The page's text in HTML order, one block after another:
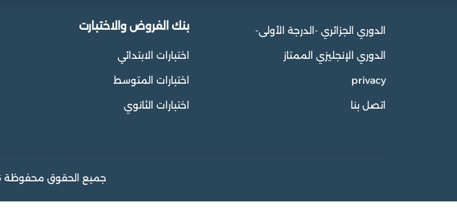
الدوري الجزائري -الدرجة الأولى-
الدوري الإنجليزي الممتاز
privacy
اتصل بنا
بنك الفروض والاختبارت
اختبارات الابتدائي
اختبارات المتوسط
اختبارات الثانوي
جميع الحقوق محفوظة 2026 ©